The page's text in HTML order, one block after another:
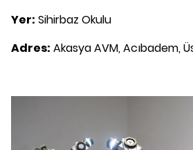
Yer: Sihirbaz Okulu
Adres: Akasya AVM, Acıbadem,